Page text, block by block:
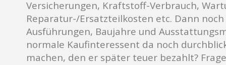
Versicherungen, Kraftstoff-Verbrauch,
Reparatur-/Ersatzteilkosten etc. Dann
Ausführungen, Baujahre und
normale Kaufinteressent da noch
machen, den er später teuer bezahlt?